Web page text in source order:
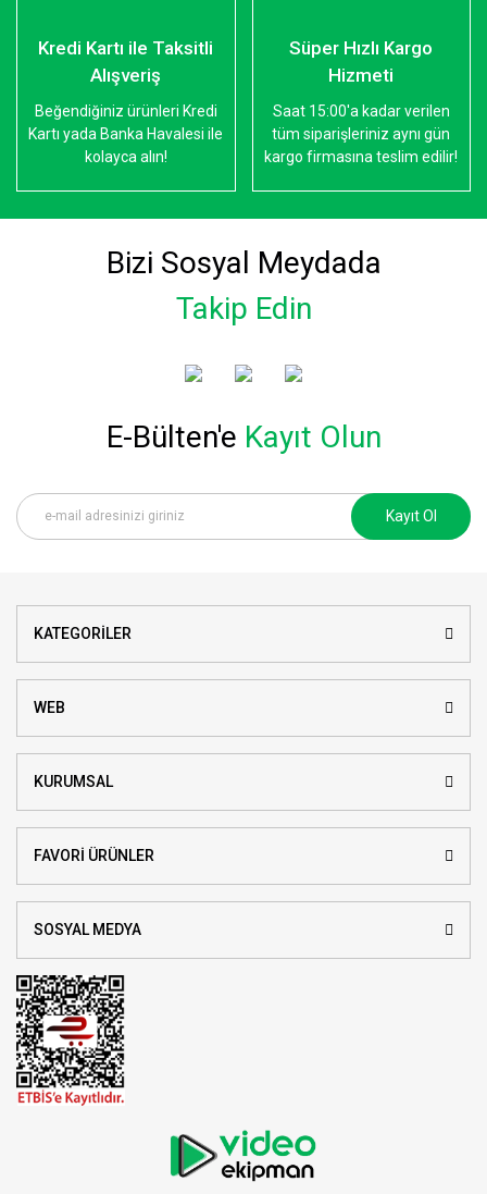
Kredi Kartı ile Taksitli
Alışveriş
Beğendiğiniz ürünleri Kredi
Kartı yada Banka Havalesi ile
kolayca alın!
Süper Hızlı Kargo
Hizmeti
Saat 15:00'a kadar verilen
tüm siparişleriniz aynı gün
kargo firmasına teslim edilir!
Bizi Sosyal Meydada
Takip Edin
E-Bülten'e Kayıt Olun
Kayıt Ol
KATEGORİLER
WEB
KURUMSAL
FAVORİ ÜRÜNLER
SOSYAL MEDYA